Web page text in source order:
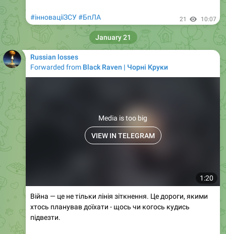
#інноваціїЗСУ#БпЛА 21 10:07
Russian losses
Forwarded from Black Raven | Чорні Круки
1:20
Media is too big
VIEW IN TELEGRAM
Війна — це не тільки лінія зіткнення. Це дороги, якими
хтось планував доїхати - щось чи когось кудись
підвезти.
January 21